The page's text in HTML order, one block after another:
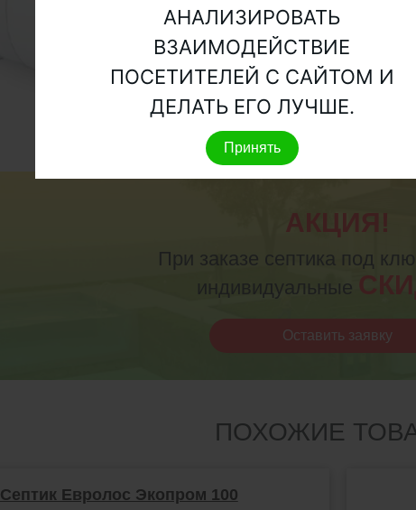
АКЦИЯ!
При заказе септика под
индивидуальные
Оставить заявку
ПОХОЖИЕ
Септик Евролос Экопром 100
АНАЛИЗИРОВАТЬ
ВЗАИМОДЕЙСТВИЕ
ПОСЕТИТЕЛЕЙ С САЙТОМ И
ДЕЛАТЬ ЕГО ЛУЧШЕ.
Принять